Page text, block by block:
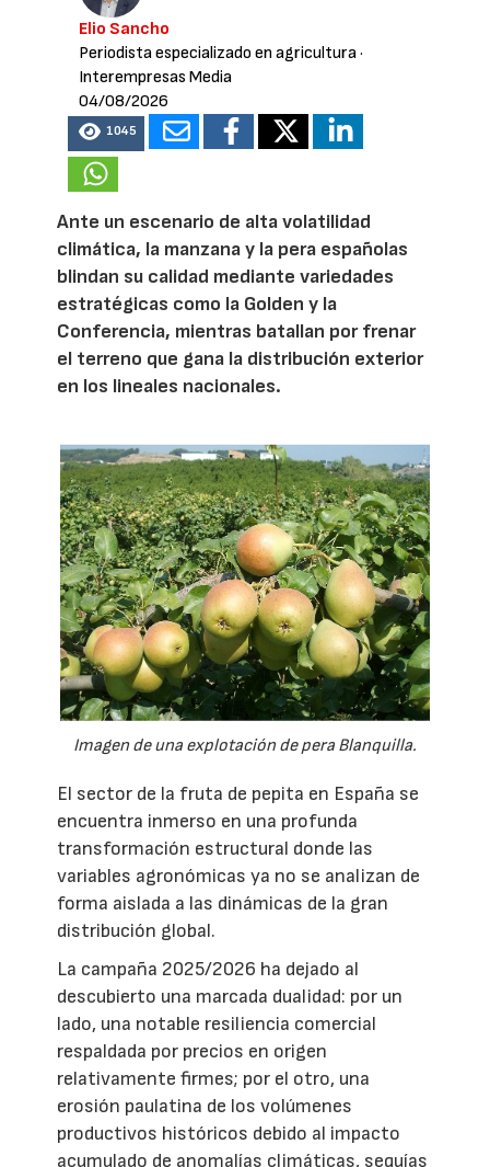
Elio Sancho
Periodista especializado en agricultura·
Interempresas Media
04/08/2026
1045
Ante un escenario de alta volatilidad
climática, la manzana y la pera españolas
blindan su calidad mediante variedades
estratégicas como la Golden y la
Conferencia, mientras batallan por frenar
el terreno que gana la distribución exterior
en los lineales nacionales.
Imagen de una explotación de pera Blanquilla.
El sector de la fruta de pepita en España se
encuentra inmerso en una profunda
transformación estructural donde las
variables agronómicas ya no se analizan de
forma aislada a las dinámicas de la gran
distribución global.
La campaña 2025/2026 ha dejado al
descubierto una marcada dualidad: por un
lado, una notable resiliencia comercial
respaldada por precios en origen
relativamente firmes; por el otro, una
erosión paulatina de los volúmenes
productivos históricos debido al impacto
acumulado de anomalías climáticas, sequías